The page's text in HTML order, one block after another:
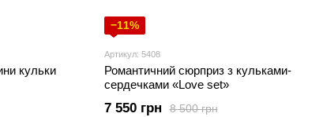
кульки
−11%
Артикул: 5408
Романтичний сюрприз з кульками-
сердечками «Love set»
8 500 грн
7 550 грн